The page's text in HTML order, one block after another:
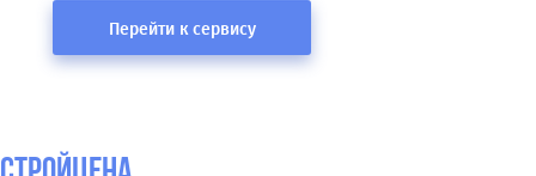
Перейти к сервису